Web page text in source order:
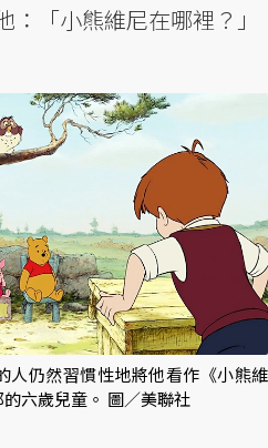
「小熊維尼在哪裡？」
人仍然習慣性地將他看作《小熊維
六歲兒童。 圖／美聯社